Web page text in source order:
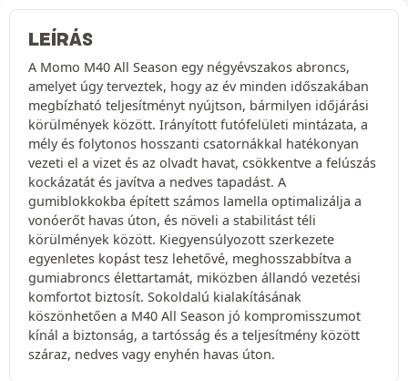
LEÍRÁS
A Momo M40 All Season egy négyévszakos abroncs,
amelyet úgy terveztek, hogy az év minden időszakában
megbízható teljesítményt nyújtson, bármilyen időjárási
körülmények között. Irányított futófelületi mintázata, a
mély és folytonos hosszanti csatornákkal hatékonyan
vezeti el a vizet és az olvadt havat, csökkentve a felúszás
kockázatát és javítva a nedves tapadást. A
gumiblokkokba épített számos lamella optimalizálja a
vonóerőt havas úton, és növeli a stabilitást téli
körülmények között. Kiegyensúlyozott szerkezete
egyenletes kopást tesz lehetővé, meghosszabbítva a
gumiabroncs élettartamát, miközben állandó vezetési
komfortot biztosít. Sokoldalú kialakításának
köszönhetően a M40 All Season jó kompromisszumot
kínál a biztonság, a tartósság és a teljesítmény között
száraz, nedves vagy enyhén havas úton.